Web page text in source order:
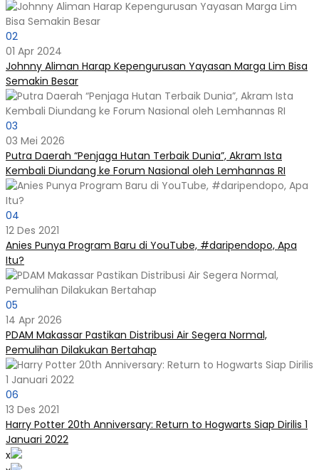
02
01 Apr 2024
Johnny Aliman Harap Kepengurusan Yayasan Marga Lim Bisa
Semakin Besar
03
03 Mei 2026
Putra Daerah “Penjaga Hutan Terbaik Dunia”, Akram Ista
Kembali Diundang ke Forum Nasional oleh Lemhannas RI
04
12 Des 2021
Anies Punya Program Baru di YouTube, #daripendopo, Apa
Itu?
05
14 Apr 2026
PDAM Makassar Pastikan Distribusi Air Segera Normal,
Pemulihan Dilakukan Bertahap
06
13 Des 2021
Harry Potter 20th Anniversary: Return to Hogwarts Siap Dirilis 1
Januari 2022
x